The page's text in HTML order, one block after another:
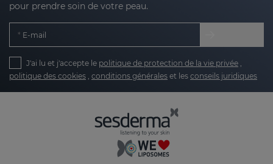
pour prendre soin de votre peau.
E-mail
J'ai lu et j'accepte le politique de protection de la vie privée ,
politique des cookies , conditions générales et les conseils juridiques